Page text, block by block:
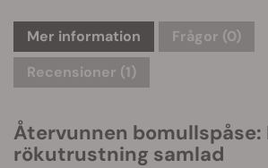
Mer information Frågor (0)
Recensioner (1)
Återvunnen bomullspåse:
rökutrustning samlad